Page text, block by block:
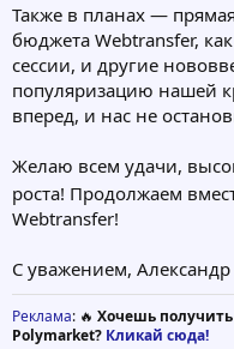
Также в планах —
бюджета Webtransfer,
сессии, и другие
популяризацию нашей
вперед, и нас не
Желаю всем удачи,
роста! Продолжаем
Webtransfer!
С уважением, Александр
Реклама: 🔥 Хочешь получить
Polymarket? Кликай сюда!